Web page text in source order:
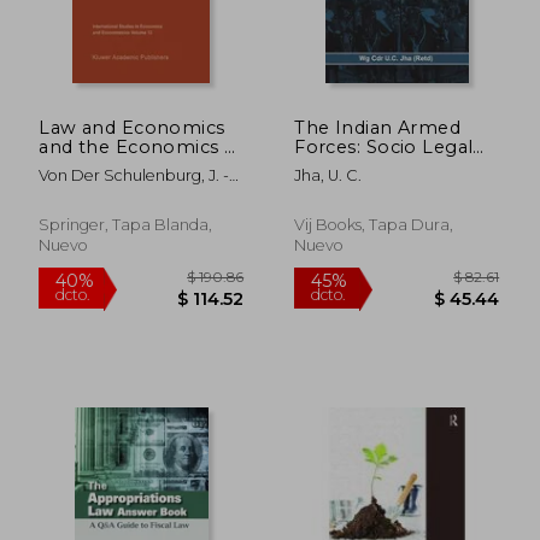
45%
dcto. $ 121.61
45%
dcto. $
Law and Economics
and the Economics of
Legal Regulation (en
Inglés)
Von Der Schulenburg, J. -M
Springer, Tapa Blanda,
Nuevo
The Indian Armed
Forces: Socio Legal
Perspective (en
Inglés)
Jha, U. C.
Vij Books, Tapa Dura,
Nuevo